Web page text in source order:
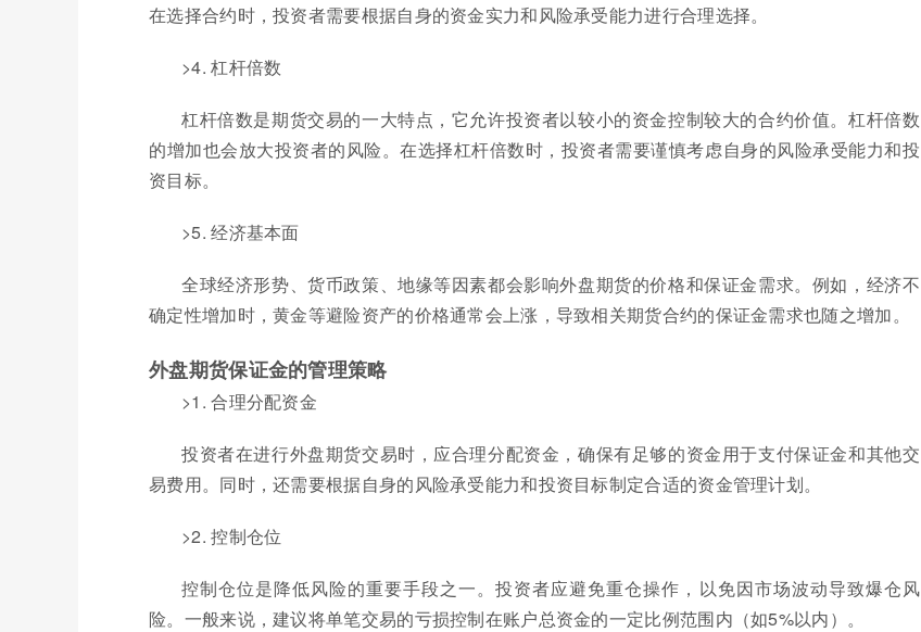
在选择合约时，投资者需要根据自身的资金实力和风险承受能力进行合理选择。
>4. 杠杆倍数
杠杆倍数是期货交易的一大特点，它允许投资者以较小的资金控制较大的合约价值。杠杆倍数
的增加也会放大投资者的风险。在选择杠杆倍数时，投资者需要谨慎考虑自身的风险承受能力和投
资目标。
>5. 经济基本面
全球经济形势、货币政策、地缘等因素都会影响外盘期货的价格和保证金需求。例如，经济不
确定性增加时，黄金等避险资产的价格通常会上涨，导致相关期货合约的保证金需求也随之增加。
外盘期货保证金的管理策略
>1. 合理分配资金
投资者在进行外盘期货交易时，应合理分配资金，确保有足够的资金用于支付保证金和其他交
易费用。同时，还需要根据自身的风险承受能力和投资目标制定合适的资金管理计划。
>2. 控制仓位
控制仓位是降低风险的重要手段之一。投资者应避免重仓操作，以免因市场波动导致爆仓风
险。一般来说，建议将单笔交易的亏损控制在账户总资金的一定比例范围内（如5%以内）。